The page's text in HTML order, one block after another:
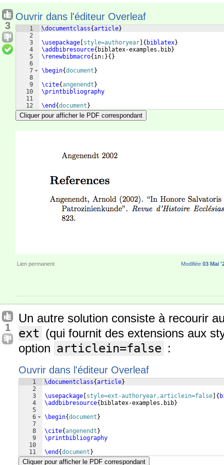
3
Ouvrir dans l'éditeur Overleaf
1
2
3
4
5
6
7
8
9
10
11
12
\documentclass{article}
\usepackage style=authoryear { biblatex}
\addbibresource{ biblatex-examples.bib}
\renewbibmacro{ in: }{ }
\begin{document }
\cite{angenendt }
\printbibliography
\end {document }
Cliquer pour afficher le PDF correspondant
Lien permanent Modifiée 03 Mai
1
Un autre solution consiste à recourir
ext (qui fournit des extensions aux
option articlein=false :
Ouvrir dans l'éditeur Overleaf
1
2
3
4
5
6
7
8
9
10
11
\documentclass{article}
\usepackage style=ext-authoryear,articlein=false {
\addbibresource{ biblatex-examples.bib}
\begin{document }
\cite{angenendt }
\printbibliography
\end {document }
Cliquer pour afficher le PDF correspondant